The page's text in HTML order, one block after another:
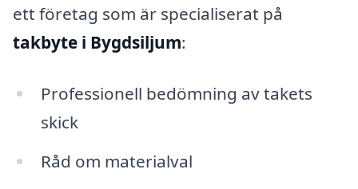
ett företag som är specialiserat på
takbyte i Bygdsiljum:
Professionell bedömning av takets
skick
Råd om materialval